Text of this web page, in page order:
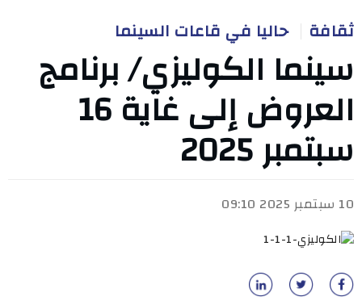
ثقافة حاليا في قاعات السينما
سينما الكوليزي/ برنامج
العروض إلى غاية 16
سبتمبر 2025
10 سبتمبر 2025 09:10